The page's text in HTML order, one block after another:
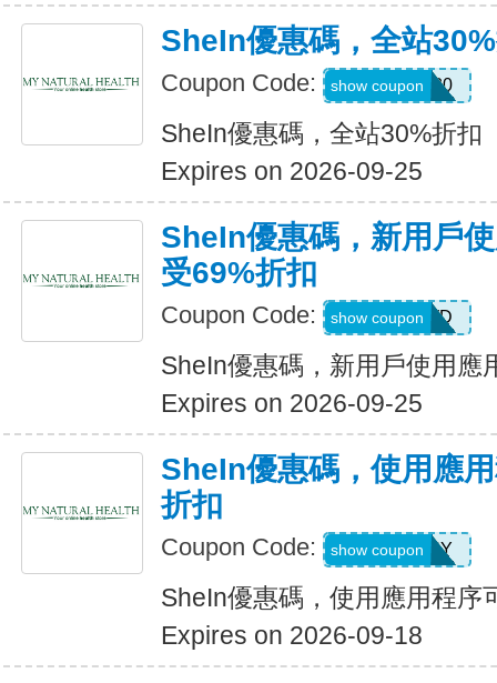
SheIn優惠碼，全站
Coupon Code: AFFILI30
show coupon
SheIn優惠碼，全站30%折扣
Expires on 2026-09-25
SheIn優惠碼，新用戶
受69%折扣
Coupon Code: HR2TQWD
show coupon
SheIn優惠碼，新用戶使用應
Expires on 2026-09-25
SheIn優惠碼，使用應
折扣
Coupon Code: 6FANY
show coupon
SheIn優惠碼，使用應用程序
Expires on 2026-09-18